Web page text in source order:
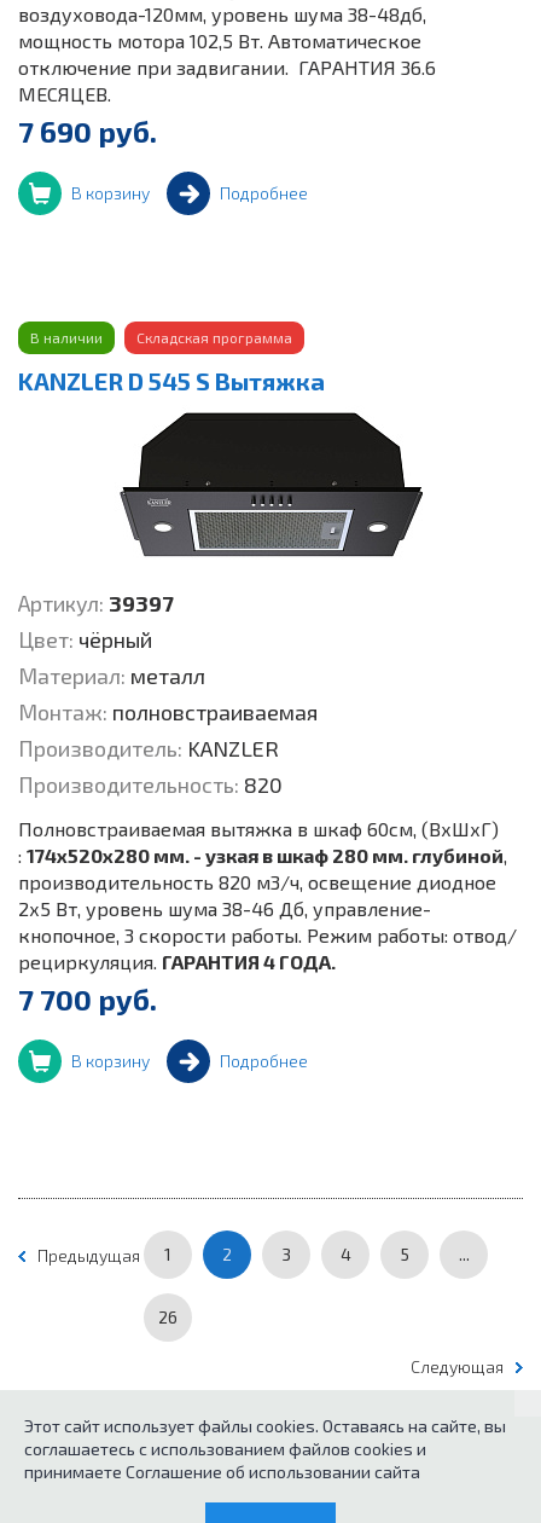
воздуховода-120мм, уровень шума 38-48дб,
мощность мотора 102,5 Вт. Автоматическое
отключение при задвигании. ГАРАНТИЯ 36.6
МЕСЯЦЕВ.
7 690 руб.
В корзину Подробнее
В наличии Складская программа
KANZLER D 545 S Вытяжка
Артикул: 39397
Цвет: чёрный
Материал: металл
Монтаж: полновстраиваемая
Производитель: KANZLER
Производительность: 820
Полновстраиваемая вытяжка в шкаф 60см, (ВхШхГ)
: 174х520х280 мм. - узкая в шкаф 280 мм. глубиной,
производительность 820 м3/ч, освещение диодное
2х5 Вт, уровень шума 38-46 Дб, управление-
кнопочное, 3 скорости работы. Режим работы: отвод/
рециркуляция. ГАРАНТИЯ 4 ГОДА.
7 700 руб.
В корзину Подробнее
Предыдущая 1 2 3 4 5 ...
26
Следующая
© 2026Каталог кухонного оборудования.
Этот сайт использует файлы cookies. Оставаясь на сайте, вы
соглашаетесь с использованием файлов cookies и
принимаете Соглашение об использовании сайта